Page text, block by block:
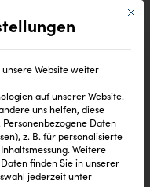
Mit
Website weiter
auf unserer Website.
uns helfen, diese
Personenbezogene Daten
z. B. für personalisierte
Weitere
finden Sie in unserer
jederzeit unter